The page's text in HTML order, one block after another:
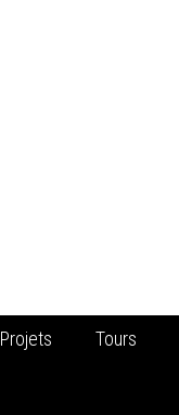
Projets Tours